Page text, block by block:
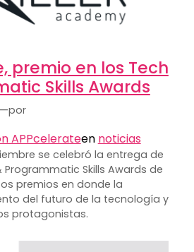
premio en los Tech
Skills Awards
—por
APPcelerateen noticias
se celebró la entrega de
Skills Awards de
premios en donde la
del futuro de la tecnología y
protagonistas.